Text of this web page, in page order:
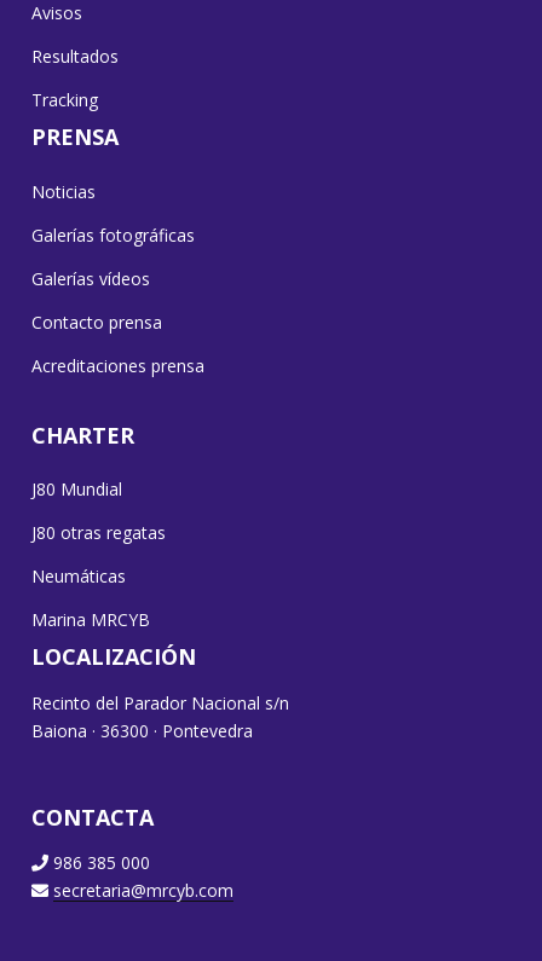
Avisos
Resultados
Tracking
PRENSA
Noticias
Galerías fotográficas
Galerías vídeos
Contacto prensa
Acreditaciones prensa
CHARTER
J80 Mundial
J80 otras regatas
Neumáticas
Marina MRCYB
LOCALIZACIÓN
Recinto del Parador Nacional s/n
Baiona · 36300 · Pontevedra
CONTACTA
986 385 000
secretaria@mrcyb.com